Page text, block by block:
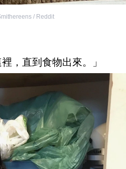
/ Reddit
，直到食物出來。」